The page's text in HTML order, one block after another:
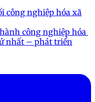
công nghiệp hóa xã
công nghiệp hóa
nhất – phát triển